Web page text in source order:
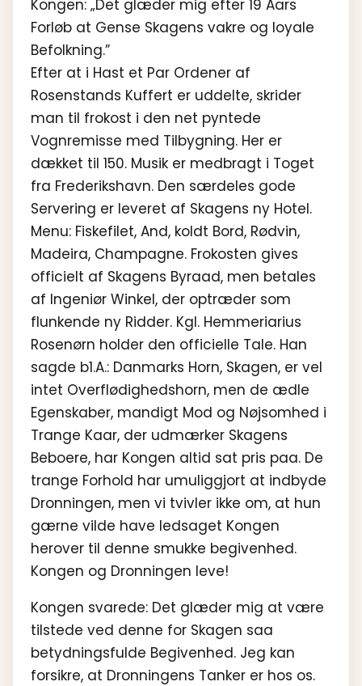
Kongen: „Det glæder mig efter 19 Aars
Forløb at Gense Skagens vakre og loyale
Befolkning.”
Efter at i Hast et Par Ordener af
Rosenstands Kuffert er uddelte, skrider
man til frokost i den net pyntede
Vognremisse med Tilbygning. Her er
dækket til 150. Musik er medbragt i Toget
fra Frederikshavn. Den særdeles gode
Servering er leveret af Skagens ny Hotel.
Menu: Fiskefilet, And, koldt Bord, Rødvin,
Madeira, Champagne. Frokosten gives
officielt af Skagens Byraad, men betales
af Ingeniør Winkel, der optræder som
flunkende ny Ridder. Kgl. Hemmeriarius
Rosenørn holder den officielle Tale. Han
sagde b1.A.: Danmarks Horn, Skagen, er vel
intet Overflødighedshorn, men de ædle
Egenskaber, mandigt Mod og Nøjsomhed i
Trange Kaar, der udmærker Skagens
Beboere, har Kongen altid sat pris paa. De
trange Forhold har umuliggjort at indbyde
Dronningen, men vi tvivler ikke om, at hun
gærne vilde have ledsaget Kongen
herover til denne smukke begivenhed.
Kongen og Dronningen leve!
Kongen svarede: Det glæder mig at være
tilstede ved denne for Skagen saa
betydningsfulde Begivenhed. Jeg kan
forsikre, at Dronningens Tanker er hos os.